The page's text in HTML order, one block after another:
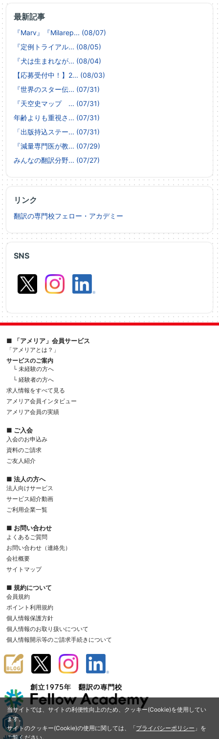
当サイトでは、サイトの利便性向上のため、クッキー(Cookie)を使用してい
ます。
サイトのクッキー(Cookie)の使用に関しては、「プライバシーポリシー 」を
ご覧ください。
SNS
最新記事
『Marv』『Milarep... (08/07)
『定例トライアル... (08/05)
『犬は生まれなが... (08/04)
【応募受付中！】2... (08/03)
『世界のスター伝... (07/31)
『天空史マップ ... (07/31)
年齢よりも重視さ... (07/31)
「出版持込ステー... (07/31)
『減量専門医が教... (07/29)
みんなの翻訳分野... (07/27)
リンク
翻訳の専門校フェロー・アカデミー
■ 「アメリア」会員サービス
「アメリアとは？」
サービスのご案内
└ 未経験の方へ
└ 経験者の方へ
求人情報をすべて見る
アメリア会員インタビュー
アメリア会員の実績
■ ご入会
入会のお申込み
資料のご請求
ご友人紹介
■ 法人の方へ
法人向けサービス
サービス紹介動画
ご利用企業一覧
■ お問い合わせ
よくあるご質問
お問い合わせ（連絡先）
会社概要
サイトマップ
■ 規約について
会員規約
ポイント利用規約
個人情報保護方針
個人情報のお取り扱いについて
個人情報開示等のご請求手続きについて